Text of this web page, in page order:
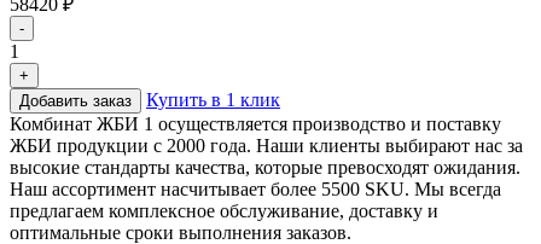
58420 ₽
-
1
+
Добавить заказ
Купить в 1 клик
Комбинат ЖБИ 1 осуществляется производство и поставку
ЖБИ продукции с 2000 года. Наши клиенты выбирают нас за
высокие стандарты качества, которые превосходят ожидания.
Наш ассортимент насчитывает более 5500 SKU. Мы всегда
предлагаем комплексное обслуживание, доставку и
оптимальные сроки выполнения заказов.